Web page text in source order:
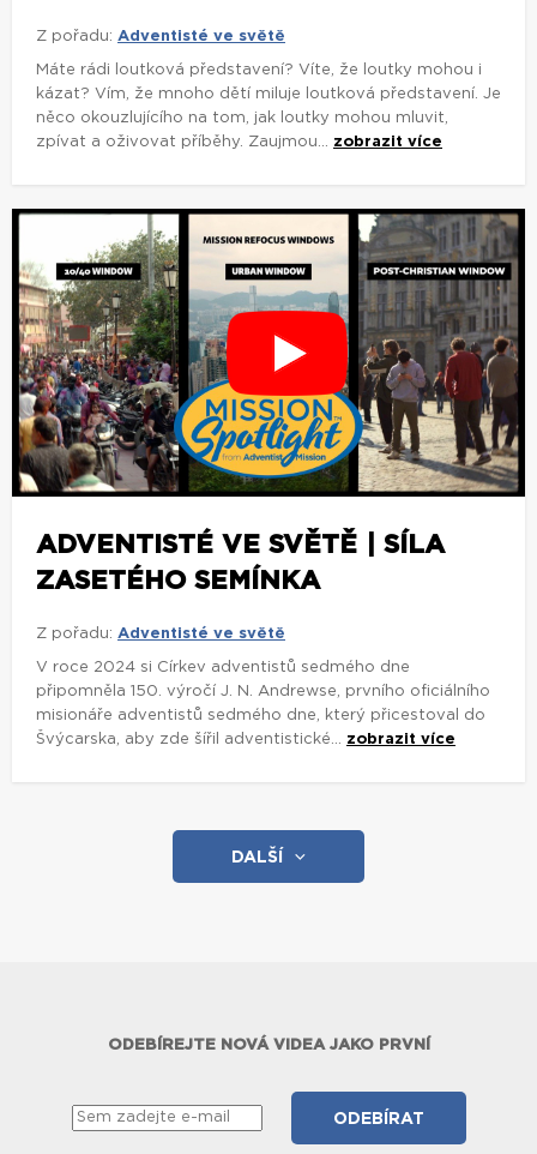
Z pořadu: Adventisté ve světě
Máte rádi loutková představení? Víte, že loutky mohou i
kázat? Vím, že mnoho dětí miluje loutková představení. Je
něco okouzlujícího na tom, jak loutky mohou mluvit,
zpívat a oživovat příběhy. Zaujmou... zobrazit více
ADVENTISTÉ VE SVĚTĚ | SÍLA
ZASETÉHO SEMÍNKA
Z pořadu: Adventisté ve světě
V roce 2024 si Církev adventistů sedmého dne
připomněla 150. výročí J. N. Andrewse, prvního oficiálního
misionáře adventistů sedmého dne, který přicestoval do
Švýcarska, aby zde šířil adventistické... zobrazit více
DALŠÍ
ODEBÍREJTE NOVÁ VIDEA JAKO PRVNÍ